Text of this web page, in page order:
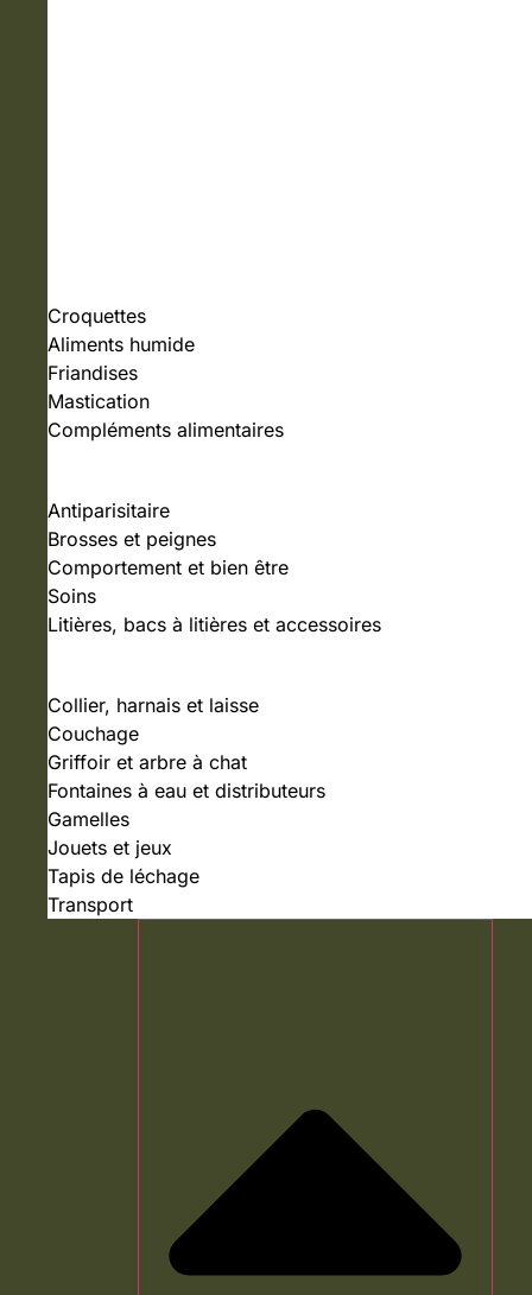
Croquettes
Aliments humide
Friandises
Mastication
Compléments alimentaires
Antiparisitaire
Brosses et peignes
Comportement et bien être
Soins
Litières, bacs à litières et accessoires
Collier, harnais et laisse
Couchage
Griffoir et arbre à chat
Fontaines à eau et distributeurs
Gamelles
Jouets et jeux
Tapis de léchage
Transport